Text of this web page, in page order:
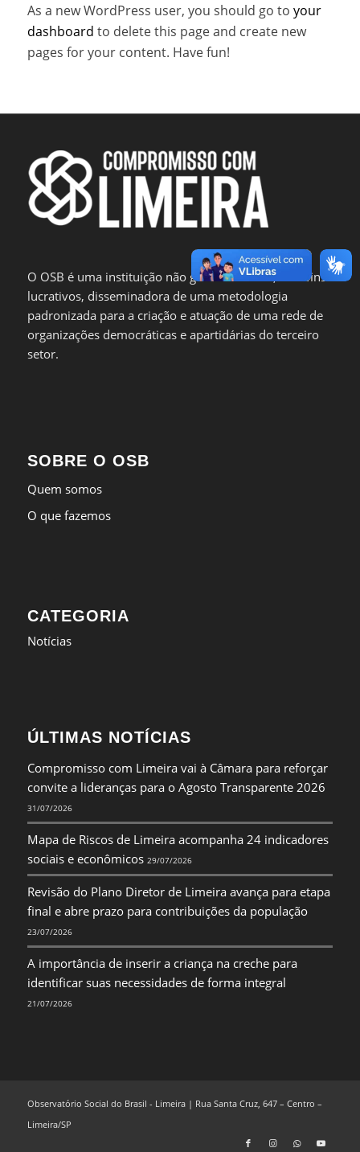
As a new WordPress user, you should go to your
dashboard to delete this page and create new
pages for your content. Have fun!
O OSB é uma instituição não governamental, sem fins
lucrativos, disseminadora de uma metodologia
padronizada para a criação e atuação de uma rede de
organizações democráticas e apartidárias do terceiro
setor.
SOBRE O OSB
Quem somos
O que fazemos
CATEGORIA
Notícias
ÚLTIMAS NOTÍCIAS
Compromisso com Limeira vai à Câmara para reforçar
convite a lideranças para o Agosto Transparente 2026
31/07/2026
Mapa de Riscos de Limeira acompanha 24 indicadores
sociais e econômicos 29/07/2026
Revisão do Plano Diretor de Limeira avança para etapa
final e abre prazo para contribuições da população
23/07/2026
A importância de inserir a criança na creche para
identificar suas necessidades de forma integral
21/07/2026
Observatório Social do Brasil - Limeira | Rua Santa Cruz, 647 – Centro –
Limeira/SP